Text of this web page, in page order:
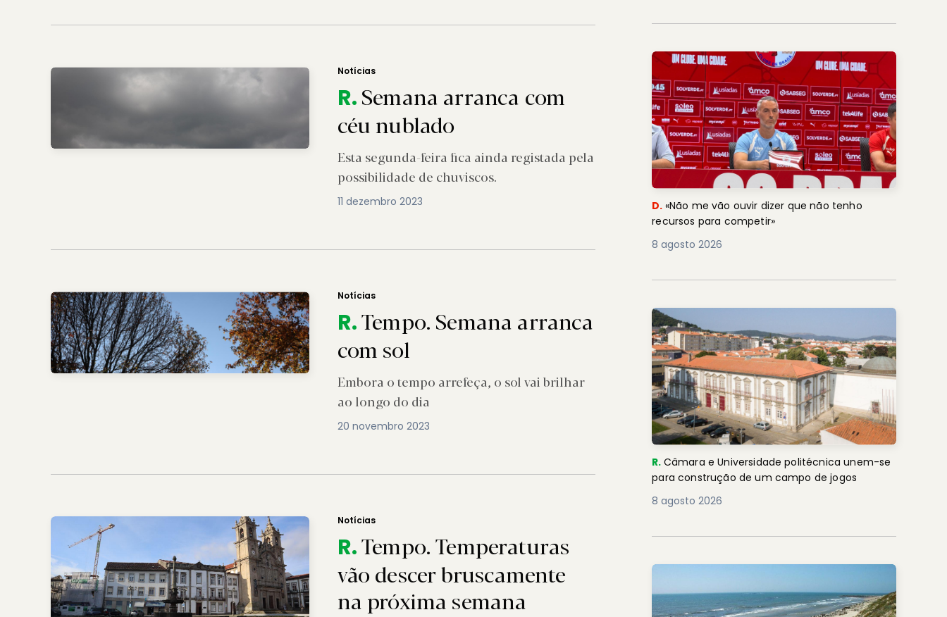
Notícias
R.Semana arranca com
céu nublado
Esta segunda-feira fica ainda registada pela
possibilidade de chuviscos.
11 dezembro 2023
Notícias
R.Tempo. Semana arranca
com sol
Embora o tempo arrefeça, o sol vai brilhar
ao longo do dia
20 novembro 2023
Notícias
R.Tempo. Temperaturas
vão descer bruscamente
na próxima semana
D. «Não me vão ouvir dizer que não tenho
recursos para competir»
8 agosto 2026
R. Câmara e Universidade politécnica unem-se
para construção de um campo de jogos
8 agosto 2026